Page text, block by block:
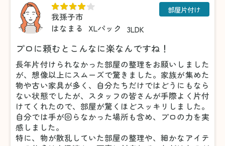
我孫子市
はなまる
XLパック 3LDK
部屋片付け
プロに頼むとこんなに楽なんですね！
長年片付けられなかった部屋の整理をお願いしました
が、想像以上にスムーズで驚きました。家族が集めた
物や古い家具が多く、自分たちだけではどうにもなら
ない状態でしたが、スタッフの皆さんが手際よく片付
けてくれたので、部屋が驚くほどスッキリしました。
自分では手が回らなかった場所も含め、プロの力を実
感しました。
特に、物が散乱していた部屋の整理や、細かなアイテ